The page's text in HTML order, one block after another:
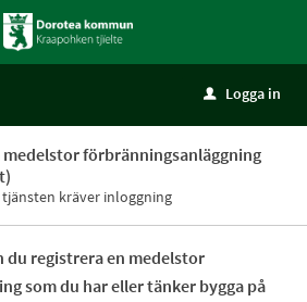
u Logga in
medelstor förbränningsanläggning
tjänsten kräver inloggning
du registrera en medelstor
som du har eller tänker bygga på